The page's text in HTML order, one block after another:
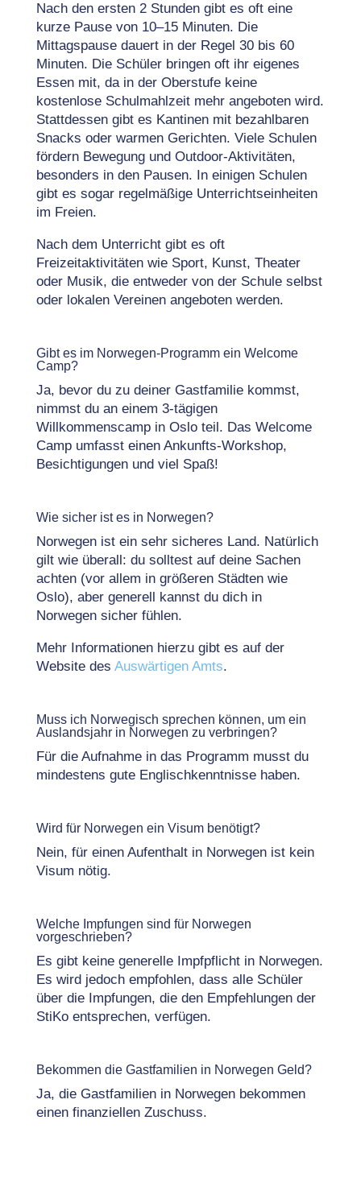
Nach den ersten 2 Stunden gibt es oft eine
kurze Pause von 10–15 Minuten. Die
Mittagspause dauert in der Regel 30 bis 60
Minuten. Die Schüler bringen oft ihr eigenes
Essen mit, da in der Oberstufe keine
kostenlose Schulmahlzeit mehr angeboten wird.
Stattdessen gibt es Kantinen mit bezahlbaren
Snacks oder warmen Gerichten. Viele Schulen
fördern Bewegung und Outdoor-Aktivitäten,
besonders in den Pausen. In einigen Schulen
gibt es sogar regelmäßige Unterrichtseinheiten
im Freien.
Nach dem Unterricht gibt es oft
Freizeitaktivitäten wie Sport, Kunst, Theater
oder Musik, die entweder von der Schule selbst
oder lokalen Vereinen angeboten werden.
Gibt es im Norwegen-Programm ein Welcome
Camp?
Ja, bevor du zu deiner Gastfamilie kommst,
nimmst du an einem 3-tägigen
Willkommenscamp in Oslo teil. Das Welcome
Camp umfasst einen Ankunfts-Workshop,
Besichtigungen und viel Spaß!
Wie sicher ist es in Norwegen?
Norwegen ist ein sehr sicheres Land. Natürlich
gilt wie überall: du solltest auf deine Sachen
achten (vor allem in größeren Städten wie
Oslo), aber generell kannst du dich in
Norwegen sicher fühlen.
Mehr Informationen hierzu gibt es auf der
Website des Auswärtigen Amts.
Muss ich Norwegisch sprechen können, um ein
Auslandsjahr in Norwegen zu verbringen?
Für die Aufnahme in das Programm musst du
mindestens gute Englischkenntnisse haben.
Wird für Norwegen ein Visum benötigt?
Nein, für einen Aufenthalt in Norwegen ist kein
Visum nötig.
Welche Impfungen sind für Norwegen
vorgeschrieben?
Es gibt keine generelle Impfpflicht in Norwegen.
Es wird jedoch empfohlen, dass alle Schüler
über die Impfungen, die den Empfehlungen der
StiKo entsprechen, verfügen.
Bekommen die Gastfamilien in Norwegen Geld?
Ja, die Gastfamilien in Norwegen bekommen
einen finanziellen Zuschuss.